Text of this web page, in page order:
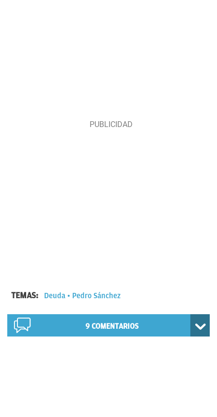
TEMAS: Deuda Pedro Sánchez
9 COMENTARIOS